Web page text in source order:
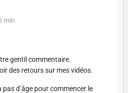
min
gentil commentaire.
des retours sur mes vidéos.
pas d’âge pour commencer le